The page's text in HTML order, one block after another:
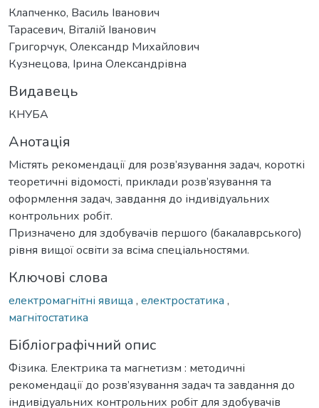
Клапченко, Василь Іванович
Тарасевич, Віталій Іванович
Григорчук, Олександр Михайлович
Кузнецова, Ірина Олександрівна
Видавець
КНУБА
Анотація
Містять рекомендації для розв’язування задач, короткі
теоретичні відомості, приклади розв’язування та
оформлення задач, завдання до індивідуальних
контрольних робіт.
Призначено для здобувачів першого (бакалаврського)
рівня вищої освіти за всіма спеціальностями.
Ключові слова
електромагнітні явища , електростатика ,
магнітостатика
Бібліографічний опис
Фізика. Електрика та магнетизм : методичні
рекомендації до розв’язування задач та завдання до
індивідуальних контрольних робіт для здобувачів